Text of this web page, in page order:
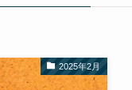
2025年2月